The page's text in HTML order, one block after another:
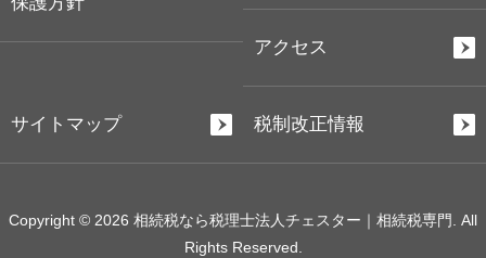
アクセス
サイトマップ 税制改正情報
Copyright © 2026 相続税なら税理士法人チェスター｜相続税専門. All
Rights Reserved.